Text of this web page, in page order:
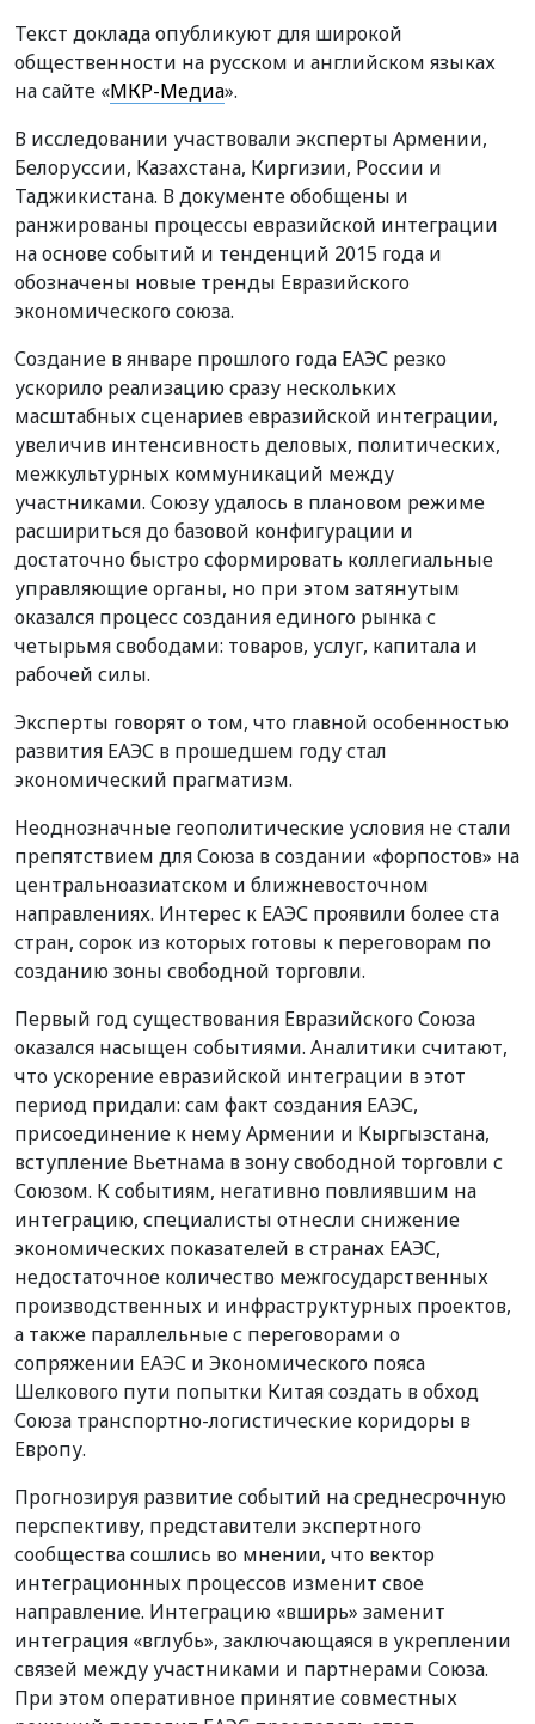
Текст доклада опубликуют для широкой
общественности на русском и английском языках
на сайте «МКР-Медиа».
В исследовании участвовали эксперты Армении,
Белоруссии, Казахстана, Киргизии, России и
Таджикистана. В документе обобщены и
ранжированы процессы евразийской интеграции
на основе событий и тенденций 2015 года и
обозначены новые тренды Евразийского
экономического союза.
Создание в январе прошлого года ЕАЭС резко
ускорило реализацию сразу нескольких
масштабных сценариев евразийской интеграции,
увеличив интенсивность деловых, политических,
межкультурных коммуникаций между
участниками. Союзу удалось в плановом режиме
расшириться до базовой конфигурации и
достаточно быстро сформировать коллегиальные
управляющие органы, но при этом затянутым
оказался процесс создания единого рынка с
четырьмя свободами: товаров, услуг, капитала и
рабочей силы.
Эксперты говорят о том, что главной особенностью
развития ЕАЭС в прошедшем году стал
экономический прагматизм.
Неоднозначные геополитические условия не стали
препятствием для Союза в создании «форпостов» на
центральноазиатском и ближневосточном
направлениях. Интерес к ЕАЭС проявили более ста
стран, сорок из которых готовы к переговорам по
созданию зоны свободной торговли.
Первый год существования Евразийского Союза
оказался насыщен событиями. Аналитики считают,
что ускорение евразийской интеграции в этот
период придали: сам факт создания ЕАЭС,
присоединение к нему Армении и Кыргызстана,
вступление Вьетнама в зону свободной торговли с
Союзом. К событиям, негативно повлиявшим на
интеграцию, специалисты отнесли снижение
экономических показателей в странах ЕАЭС,
недостаточное количество межгосударственных
производственных и инфраструктурных проектов,
а также параллельные с переговорами о
сопряжении ЕАЭС и Экономического пояса
Шелкового пути попытки Китая создать в обход
Союза транспортно-логистические коридоры в
Европу.
Прогнозируя развитие событий на среднесрочную
перспективу, представители экспертного
сообщества сошлись во мнении, что вектор
интеграционных процессов изменит свое
направление. Интеграцию «вширь» заменит
интеграция «вглубь», заключающаяся в укреплении
связей между участниками и партнерами Союза.
При этом оперативное принятие совместных